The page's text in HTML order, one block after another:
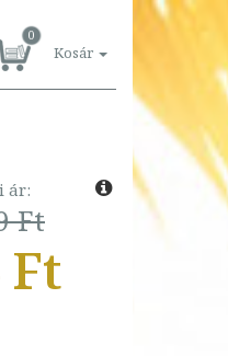
0
Kosár
ár:
Ft
Ft